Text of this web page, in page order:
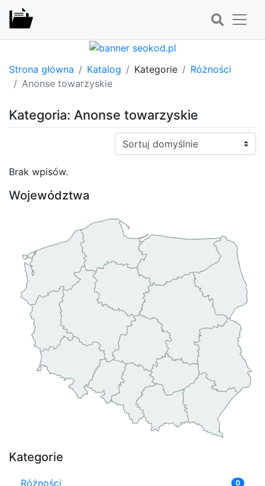
Strona główna Katalog Kategorie
Różności
Anonse towarzyskie
Kategoria: Anonse towarzyskie
Sortuj:
Brak wpisów.
Województwa
Kategorie
Różności 0